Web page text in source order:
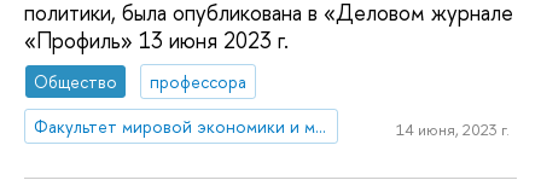
политики, была опубликована в «Деловом журнале
«Профиль» 13 июня 2023 г.
Общество
профессора
Факультет мировой экономики и мировой политики
14 июня, 2023 г.